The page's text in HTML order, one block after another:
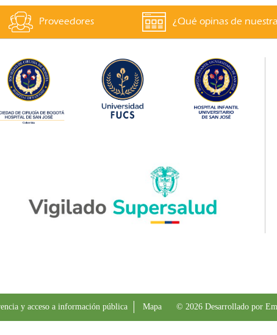
Proveedores ¿Qué opinas de
y acceso a información pública Mapa © 2026 Desarrollado por